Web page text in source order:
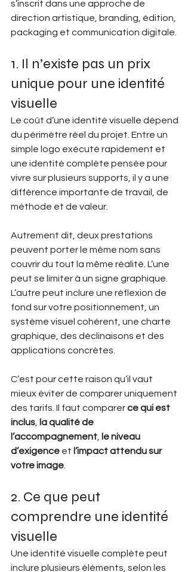
s’inscrit dans une approche de
direction artistique, branding, édition,
packaging et communication digitale.
1. Il n’existe pas un prix
unique pour une identité
visuelle
Le coût d’une identité visuelle dépend
du périmètre réel du projet. Entre un
simple logo exécuté rapidement et
une identité complète pensée pour
vivre sur plusieurs supports, il y a une
différence importante de travail, de
méthode et de valeur.
Autrement dit, deux prestations
peuvent porter le même nom sans
couvrir du tout la même réalité. L’une
peut se limiter à un signe graphique.
L’autre peut inclure une réflexion de
fond sur votre positionnement, un
système visuel cohérent, une charte
graphique, des déclinaisons et des
applications concrètes.
C’est pour cette raison qu’il vaut
mieux éviter de comparer uniquement
des tarifs. Il faut comparer ce qui est
inclus
la qualité de
l’accompagnement
le niveau
d’exigence et l’impact attendu sur
votre image
2. Ce que peut
comprendre une identité
visuelle
Une identité visuelle complète peut
inclure plusieurs éléments, selon les